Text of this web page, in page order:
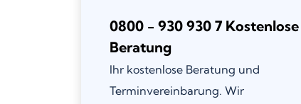
0800 - 930 930 7 Kostenlose
Beratung
Ihr kostenlose Beratung und
Terminvereinbarung. Wir